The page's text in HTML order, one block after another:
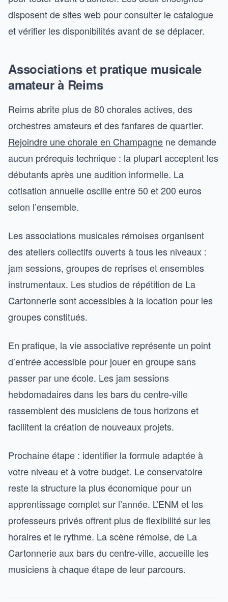
disposent de sites web pour consulter le catalogue
et vérifier les disponibilités avant de se déplacer.
Associations et pratique musicale
amateur à Reims
Reims abrite plus de 80 chorales actives, des
orchestres amateurs et des fanfares de quartier.
Rejoindre une chorale en Champagne ne demande
aucun prérequis technique : la plupart acceptent les
débutants après une audition informelle. La
cotisation annuelle oscille entre 50 et 200 euros
selon l’ensemble.
Les associations musicales rémoises organisent
des ateliers collectifs ouverts à tous les niveaux :
jam sessions, groupes de reprises et ensembles
instrumentaux. Les studios de répétition de La
Cartonnerie sont accessibles à la location pour les
groupes constitués.
En pratique, la vie associative représente un point
d’entrée accessible pour jouer en groupe sans
passer par une école. Les jam sessions
hebdomadaires dans les bars du centre-ville
rassemblent des musiciens de tous horizons et
facilitent la création de nouveaux projets.
Prochaine étape : identifier la formule adaptée à
votre niveau et à votre budget. Le conservatoire
reste la structure la plus économique pour un
apprentissage complet sur l’année. L’ENM et les
professeurs privés offrent plus de flexibilité sur les
horaires et le rythme. La scène rémoise, de La
Cartonnerie aux bars du centre-ville, accueille les
musiciens à chaque étape de leur parcours.